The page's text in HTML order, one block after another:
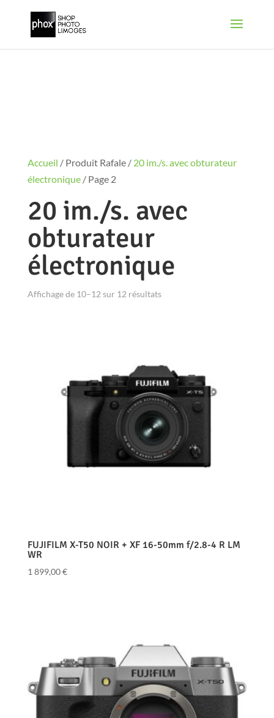
Accueil / Produit Rafale / 20 im./s. avec obturateur
électronique/ Page 2
20 im./s. avec
obturateur
électronique
Affichage de 10–12 sur 12 résultats
FUJIFILM X-T50 NOIR + XF 16-50mm f/2.8-4 R LM
WR
1 899,00€